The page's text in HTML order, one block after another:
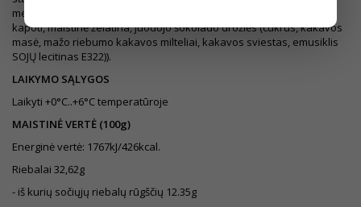
medžiaga, dažiklis (E160a), rūgštis (E330)), cukrus, ŽEMĖS RIEŠUTAI
kapoti, maistinė želatina, juodojo šokolado drožlės (cukrus, kakavos
masė, mažo riebumo kakavos milteliai, kakavos sviestas, emusiklis
SOJŲ lecitinas E322)).
LAIKYMO SĄLYGOS
Laikyti +0°C..+6°C temperatūroje
MAISTINĖ VERTĖ (100g)
Energinė vertė: 1767kJ/426kcal.
Riebalai 32,62g
- iš kurių sočiųjų riebalų rūgščių 12.35g